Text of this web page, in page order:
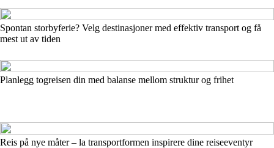
Spontan storbyferie? Velg destinasjoner med effektiv transport og få
mest ut av tiden
Planlegg togreisen din med balanse mellom struktur og frihet
Reis på nye måter – la transportformen inspirere dine reiseeventyr